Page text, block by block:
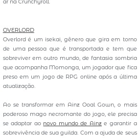
ar na Crunchyroll.
OVERLORD
Overlord é um isekai, gênero que gira em torno
de uma pessoa que é transportada e tem que
sobreviver em outro mundo, de fantasia sombria
que acompanha Momonga, um jogador que fica
preso em um jogo de RPG online após a última
atualização.
Ao se transformar em Ainz Ooal Gown, o mais
poderoso mago necromante do jogo, ele precisa
se adaptar ao novo mundo de Ainze garantir a
sobrevivência de sua guilda. Com a ajuda de seus